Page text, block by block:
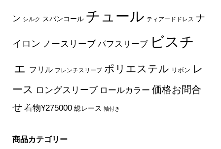
ン シルク スパンコール チュール ティアードドレス ナ
イロン ノースリーブ パフスリーブ ビスチ
ェ フリル フレンチスリーブ ポリエステル リボン レ
ース ロングスリーブ ロールカラー 価格お問合
せ 着物¥275000 総レース 袖付き
商品カテゴリー